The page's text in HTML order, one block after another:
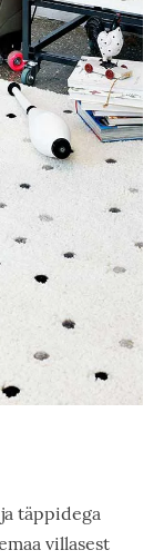
täppidega
villasest